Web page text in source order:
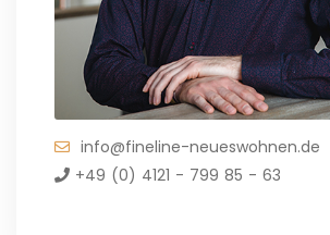
info@fineline-neueswohnen.de
+49 (0) 4121 - 799 85 - 63